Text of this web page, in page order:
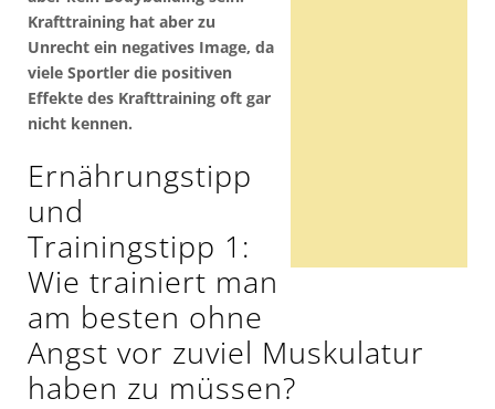
Krafttraining hat aber zu
Unrecht ein negatives Image, da
viele Sportler die positiven
Effekte des Krafttraining oft gar
nicht kennen.
Ernährungstipp
und
Trainingstipp 1:
Wie trainiert man
am besten ohne
Angst vor zuviel Muskulatur
haben zu müssen?